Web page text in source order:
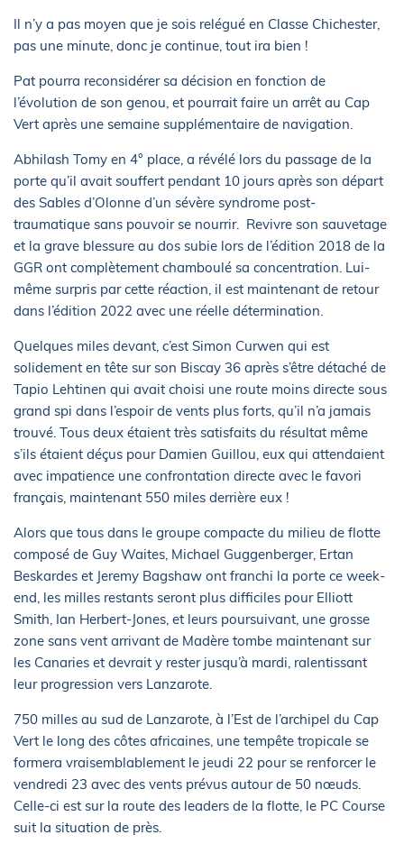
Il n’y a pas moyen que je sois relégué en Classe Chichester,
pas une minute, donc je continue, tout ira bien !
Pat pourra reconsidérer sa décision en fonction de
l’évolution de son genou, et pourrait faire un arrêt au Cap
Vert après une semaine supplémentaire de navigation.
Abhilash Tomy en 4° place, a révélé lors du passage de la
porte qu’il avait souffert pendant 10 jours après son départ
des Sables d’Olonne d’un sévère syndrome post-
traumatique sans pouvoir se nourrir. Revivre son sauvetage
et la grave blessure au dos subie lors de l’édition 2018 de la
GGR ont complètement chamboulé sa concentration. Lui-
même surpris par cette réaction, il est maintenant de retour
dans l’édition 2022 avec une réelle détermination.
Quelques miles devant, c’est Simon Curwen qui est
solidement en tête sur son Biscay 36 après s’être détaché de
Tapio Lehtinen qui avait choisi une route moins directe sous
grand spi dans l’espoir de vents plus forts, qu’il n’a jamais
trouvé. Tous deux étaient très satisfaits du résultat même
s’ils étaient déçus pour Damien Guillou, eux qui attendaient
avec impatience une confrontation directe avec le favori
français, maintenant 550 miles derrière eux !
Alors que tous dans le groupe compacte du milieu de flotte
composé de Guy Waites, Michael Guggenberger, Ertan
Beskardes et Jeremy Bagshaw ont franchi la porte ce week-
end, les milles restants seront plus difficiles pour Elliott
Smith, Ian Herbert-Jones, et leurs poursuivant, une grosse
zone sans vent arrivant de Madère tombe maintenant sur
les Canaries et devrait y rester jusqu’à mardi, ralentissant
leur progression vers Lanzarote.
750 milles au sud de Lanzarote, à l’Est de l’archipel du Cap
Vert le long des côtes africaines, une tempête tropicale se
formera vraisemblablement le jeudi 22 pour se renforcer le
vendredi 23 avec des vents prévus autour de 50 nœuds.
Celle-ci est sur la route des leaders de la flotte, le PC Course
suit la situation de près.